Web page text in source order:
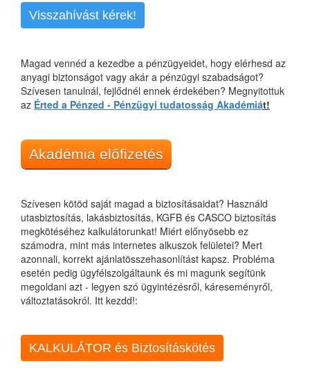
Visszahívást kérek!
Magad vennéd a kezedbe a pénzügyeidet, hogy elérhesd az
anyagi biztonságot vagy akár a pénzügyi szabadságot?
Szívesen tanulnál, fejlődnél ennek érdekében? Megnyitottuk
az Érted a Pénzed - Pénzügyi tudatosság Akadémiát!
Akadémia előfizetés
Szívesen kötöd saját magad a biztosításaidat? Használd
utasbiztosítás, lakásbiztosítás, KGFB és CASCO biztosítás
megkötéséhez kalkulátorunkat! Miért előnyösebb ez
számodra, mint más internetes alkuszok felületei? Mert
azonnali, korrekt ajánlatösszehasonlítást kapsz. Probléma
esetén pedig ügyfélszolgáltaunk és mi magunk segítünk
megoldani azt - legyen szó ügyintézésről, káreseményről,
változtatásokról. Itt kezdd!:
KALKULÁTOR és Biztosításkötés